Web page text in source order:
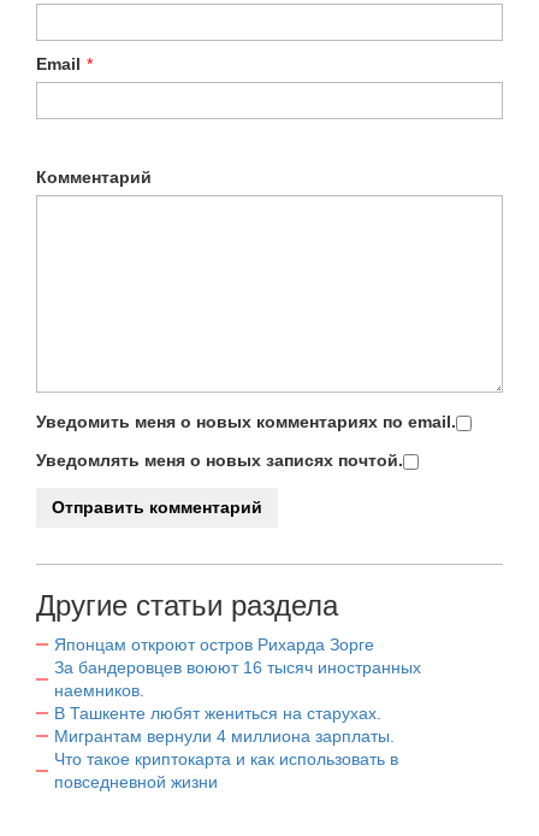
Email *
Комментарий
Уведомить меня о новых комментариях по email.
Уведомлять меня о новых записях почтой.
Другие статьи раздела
Японцам откроют остров Рихарда Зорге
За бандеровцев воюют 16 тысяч иностранных
наемников.
В Ташкенте любят жениться на старухах.
Мигрантам вернули 4 миллиона зарплаты.
Что такое криптокарта и как использовать в
повседневной жизни